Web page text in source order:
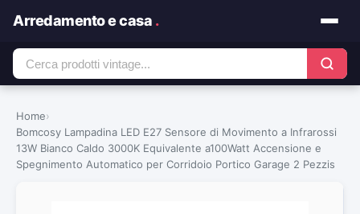
Arredamento e casa .
Home›
Bomcosy Lampadina LED E27 Sensore di Movimento a Infrarossi
13W Bianco Caldo 3000K Equivalente a100Watt Accensione e
Spegnimento Automatico per Corridoio Portico Garage 2 Pezzis